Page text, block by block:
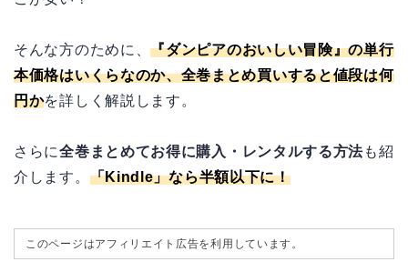
そんな方のために、『ダンピアのおいしい冒険』の単行
本価格はいくらなのか、全巻まとめ買いすると値段は何
円かを詳しく解説します。
さらに全巻まとめてお得に購入・レンタルする方法も紹
介します。 「Kindle」なら半額以下に！
このページはアフィリエイト広告を利用しています。